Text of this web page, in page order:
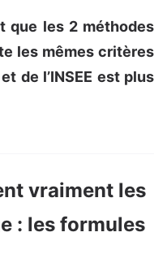
que les 2 méthodes
les mêmes critères
de l’INSEE est plus
vraiment les
: les formules